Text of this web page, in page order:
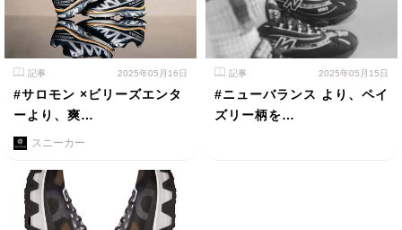
記事 2025年05月16日
#サロモン ×ビリーズエンタ
ーより、爽…
スニーカー
記事 2025年05月15日
#ニューバランス より、ペイ
ズリー柄を…